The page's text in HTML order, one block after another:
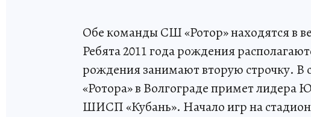
Обе команды СШ «Ротор» находятся в
Ребята 2011 года рождения
рождения занимают вторую строчку.
«Ротора» в Волгограде примет лидера
ШИСП «Кубань». Начало игр на